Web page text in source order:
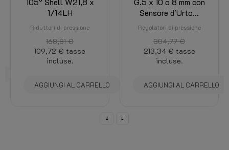
1/14LH
Riduttori di pressione
168,81 €
109,72 € tasse
incluse.
AGGIUNGI AL CARRELLO
Sensore d'Urto...
Regolatori di pressione
304,77 €
213,34 € tasse
incluse.
AGGIUNGI AL CARRELLO